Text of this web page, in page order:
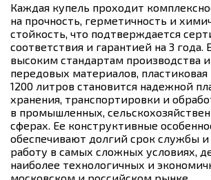
Каждая купель проходит
на прочность, герметичность и
стойкость, что подтверждается
соответствия и гарантией на 3 года.
высоким стандартам производства
передовых материалов,
1200 литров становится надежной
хранения, транспортировки и
в промышленных,
сферах. Ее конструктивные
обеспечивают долгий срок службы
работу в самых сложных условиях,
наиболее технологичных и